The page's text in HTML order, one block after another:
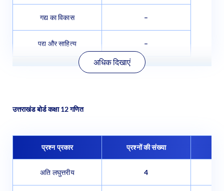
गद्य का विकास –
पद्य और साहित्य –
अधिक दिखाएं
प्रश्न प्रकार प्रश्नों की संख्या
अति लघुत्तरीय 4
लघुत्तरीय 8